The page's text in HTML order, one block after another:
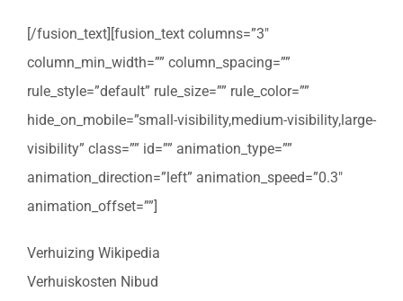
[/fusion_text][fusion_text columns=”3″
column_min_width=”” column_spacing=””
rule_style=”default” rule_size=”” rule_color=””
hide_on_mobile=”small-visibility,medium-visibility,large-
visibility” class=”” id=”” animation_type=””
animation_direction=”left” animation_speed=”0.3″
animation_offset=””]
Verhuizing Wikipedia
Verhuiskosten Nibud